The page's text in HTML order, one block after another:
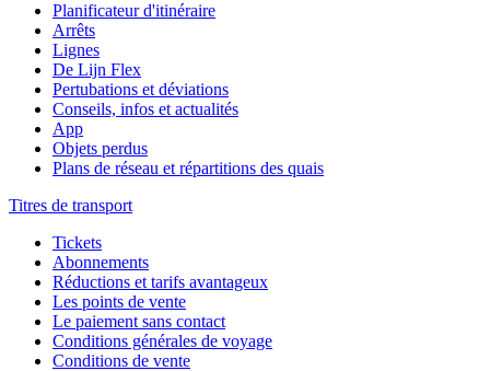
Planificateur d'itinéraire
Arrêts
Lignes
De Lijn Flex
Pertubations et déviations
Conseils, infos et actualités
App
Objets perdus
Plans de réseau et répartitions des quais
Titres de transport
Tickets
Abonnements
Réductions et tarifs avantageux
Les points de vente
Le paiement sans contact
Conditions générales de voyage
Conditions de vente